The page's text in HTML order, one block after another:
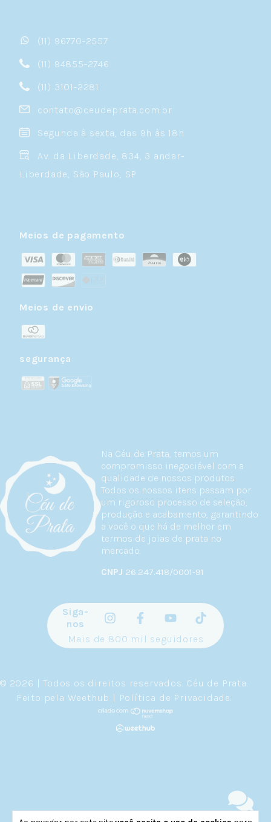
Na Céu de Prata, temos um
compromisso inegociável com a
qualidade de nossos produtos.
Todos os nossos itens passam por
um rigoroso processo de seleção,
produção e acabamento, garantindo
a você o que há de melhor em
termos de joias de prata no
mercado.
CNPJ 26.247.418/0001-91
(11) 96770-2557
(11) 94855-2746
(11) 3101-2281
contato@ceudeprata.com.br
Segunda à sexta, das 9h às 18h
Av. da Liberdade, 834, 3 andar-
Liberdade, São Paulo, SP
Meios de pagamento
Meios de envio
segurança
Siga-
nos
Mais de 800 mil seguidores
© 2026 | Todos os direitos reservados. Céu de Prata
Feito pela Weethub | Política de Privacidade